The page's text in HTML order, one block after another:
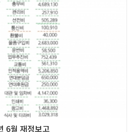
6월 재정보고